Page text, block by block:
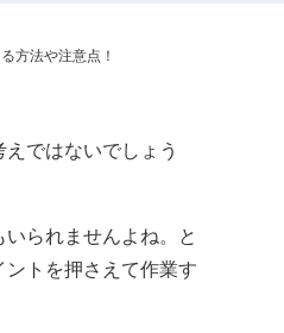
方法や注意点！
ではないでしょう
られませんよね。と
トを押さえて作業す